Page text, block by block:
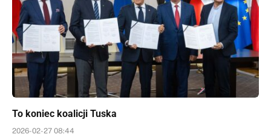
To koniec koalicji Tuska
2026-02-27 08:44